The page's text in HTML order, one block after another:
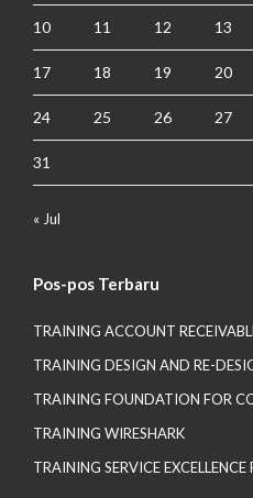
10 11 12 13
17 18 19 20
24 25 26 27
31
« Jul
Pos-pos Terbaru
TRAINING ACCOUNT
TRAINING DESIGN AND RE-
TRAINING FOUNDATION FOR
TRAINING WIRESHARK
TRAINING SERVICE EXCELLENCE